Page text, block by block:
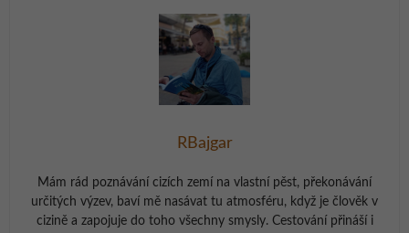
RBajgar
Mám rád poznávání cizích zemí na vlastní pěst, překonávání
určitých výzev, baví mě nasávat tu atmosféru, když je člověk v
cizině a zapojuje do toho všechny smysly. Cestování přináší i